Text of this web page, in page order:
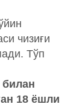
чизиғи
Тўп
18 ёшли